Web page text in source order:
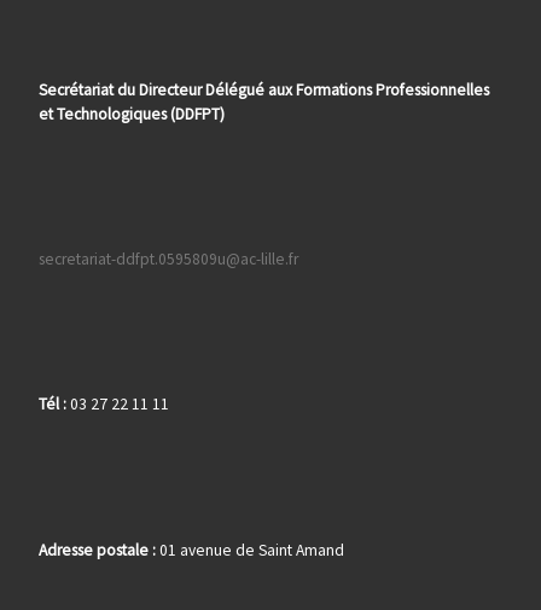
Secrétariat du Directeur Délégué aux FormationsProfessionnelles
et Technologiques (DDFPT)
secretariat-ddfpt.0595809u@ac-lille.fr
Tél :03 27 22 11 11
Adresse postale :01 avenue de Saint Amand